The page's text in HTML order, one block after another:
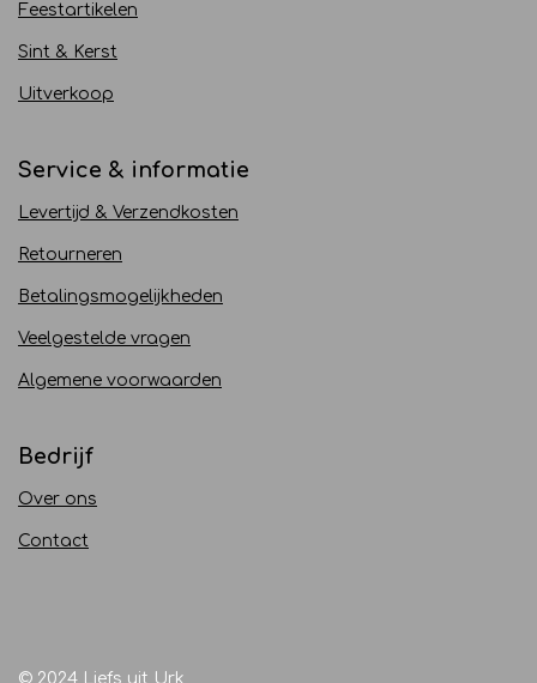
Feestartikelen
Sint & Kerst
Uitverkoop
Service & informatie
Levertijd & Verzendkosten
Retourneren
Betalingsmogelijkheden
Veelgestelde vragen
Algemene voorwaarden
Bedrijf
Over ons
Contact
© 2024 Liefs uit Urk